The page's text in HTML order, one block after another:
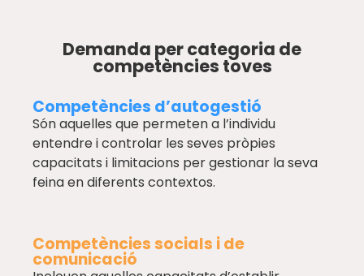
Demanda per categoria de
competències toves
Competències d’autogestió
Són aquelles que permeten a l’individu
entendre i controlar les seves pròpies
capacitats i limitacions per gestionar la seva
feina en diferents contextos.
Competències socials i de
comunicació